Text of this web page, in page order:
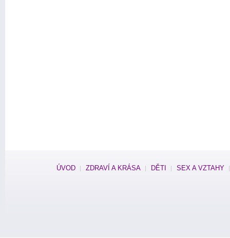
ÚVOD ZDRAVÍ A KRÁSA DĚTI SEX A VZTAHY